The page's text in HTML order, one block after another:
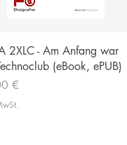
Schnellansicht
2XLC - Am Anfang war
(eBook, ePUB)
€